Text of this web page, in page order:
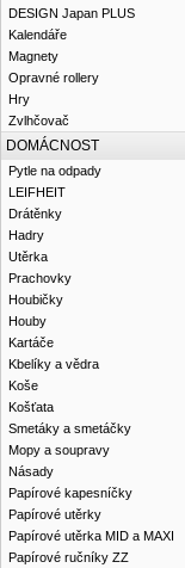
DESIGN Japan PLUS
Kalendáře
Magnety
Opravné rollery
Hry
Zvlhčovač
DOMÁCNOST
Pytle na odpady
LEIFHEIT
Drátěnky
Hadry
Utěrka
Prachovky
Houbičky
Houby
Kartáče
Kbelíky a vědra
Koše
Košťata
Smetáky a smetáčky
Mopy a soupravy
Násady
Papírové kapesníčky
Papírové utěrky
Papírové utěrka MID a MAXI
Papírové ručníky ZZ